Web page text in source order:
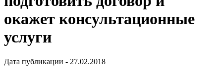
окажет консультационные
услуги
Дата публикации - 27.02.2018